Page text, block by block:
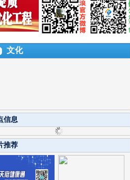
文化
信息
推荐